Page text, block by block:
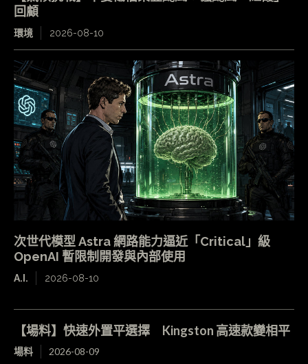
回顧
環境 2026-08-10
次世代模型 Astra 網路能力逼近「Critical」級
OpenAI 暫限制開發與內部使用
A.I. 2026-08-10
【場料】快速外置平選擇 Kingston 高速款變相平
場料 2026-08-09